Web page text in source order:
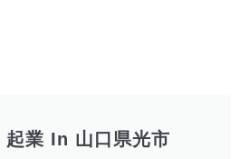
起業 In 山口県光市